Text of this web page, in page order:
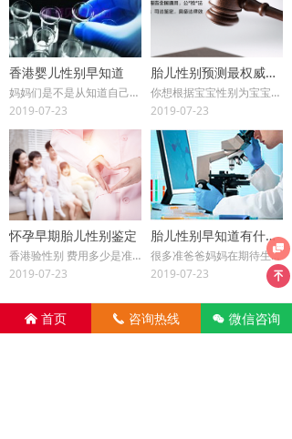
香港婴儿性别早知道
妈妈们是不是从知道自己怀孕那刻起就对肚子里的宝宝充满好奇心呢，现在就让 香港贝安检测中心 来满足妈妈的好奇心吧，现在验宝宝性别男女准确率最高最安全的就属DNA母体验血就可以知道宝宝性别了。 人们从很早以前就希望生男生女能够由自己来掌控，但是往往……
2019-07-23
胎儿性别预测最权威的方法
你想根据宝宝性别为宝宝准备一个温馨梦幻的卧室吗？你是否想和国外的准父母一样，早早的根据宝宝的性别准备不同内容的胎教呢？那么 香港贝安检测中心 鉴定宝宝性别是您的最佳选择。 现在香港验性别有两种方法： 一是怀孕满8周抽血在香港鉴定胎儿性别； 二是……
2019-07-23
怀孕早期胎儿性别鉴定
香港验性别 费用多少是准妈妈最为想尽快知道的事，一来可以尽早知道宝宝性别尽早考虑，二来也方便尽早安排预约医生检查！ 虽然重男轻女的时代已经过去了，但这种现象还是很普遍的。第一次做爸爸妈妈，也许您不会在意第一胎宝宝是男是女，只要孩子健健康康的……
2019-07-23
胎儿性别早知道有什么方法？
很多准爸爸妈妈在期待生命的到来的同时，对胎儿的性別都是很好奇的。在孕期如何 对胎儿性别进行鉴定呢 ？ 民间 胎儿性别鉴定 的 传统方法 用传统的方法胎儿性別预测在中国流传广泛，但是经不起科学的验证。这些方法预测男女成功的机率大约是五成，这和闭着眼……
2019-07-23
查看更多
낀 首页 끅 咨询热线 너 微信咨询
녠
